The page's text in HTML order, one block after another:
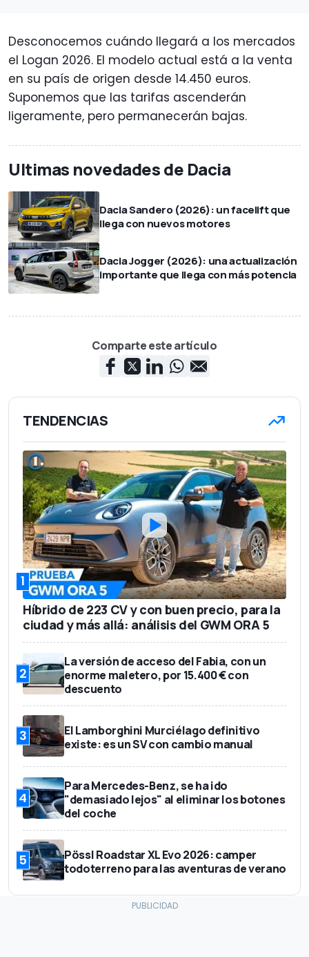
Desconocemos cuándo llegará a los mercados
el Logan 2026. El modelo actual está a la venta
en su país de origen desde 14.450 euros.
Suponemos que las tarifas ascenderán
ligeramente, pero permanecerán bajas.
Ultimas novedades de Dacia
Dacia Sandero (2026): un facelift que
llega con nuevos motores
Dacia Jogger (2026): una actualización
importante que llega con más potencia
Comparte este artículo
TENDENCIAS
1
Híbrido de 223 CV y con buen precio, para la
ciudad y más allá: análisis del GWM ORA 5
2
La versión de acceso del Fabia, con un
enorme maletero, por 15.400 € con
descuento
3
El Lamborghini Murciélago definitivo
existe: es un SV con cambio manual
4
Para Mercedes-Benz, se ha ido
"demasiado lejos" al eliminar los botones
del coche
5
Pössl Roadstar XL Evo 2026: camper
todoterreno para las aventuras de verano